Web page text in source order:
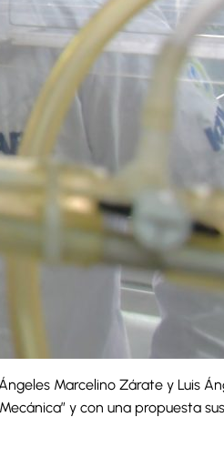
Marcelino Zárate y Luis
y con una propuesta